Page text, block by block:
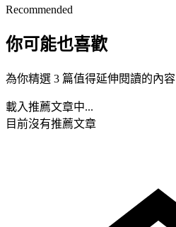
Recommended
你可能也喜歡
為你精選 3 篇值得延伸閱讀的內容
載入推薦文章中...
目前沒有推薦文章